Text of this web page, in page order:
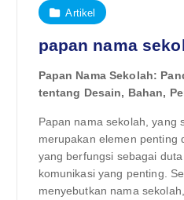
Artikel
papan nama
Papan Nama Sekolah:
tentang Desain, Bahan,
Papan nama sekolah, yang
merupakan elemen penting
yang berfungsi sebagai
komunikasi yang penting.
menyebutkan nama